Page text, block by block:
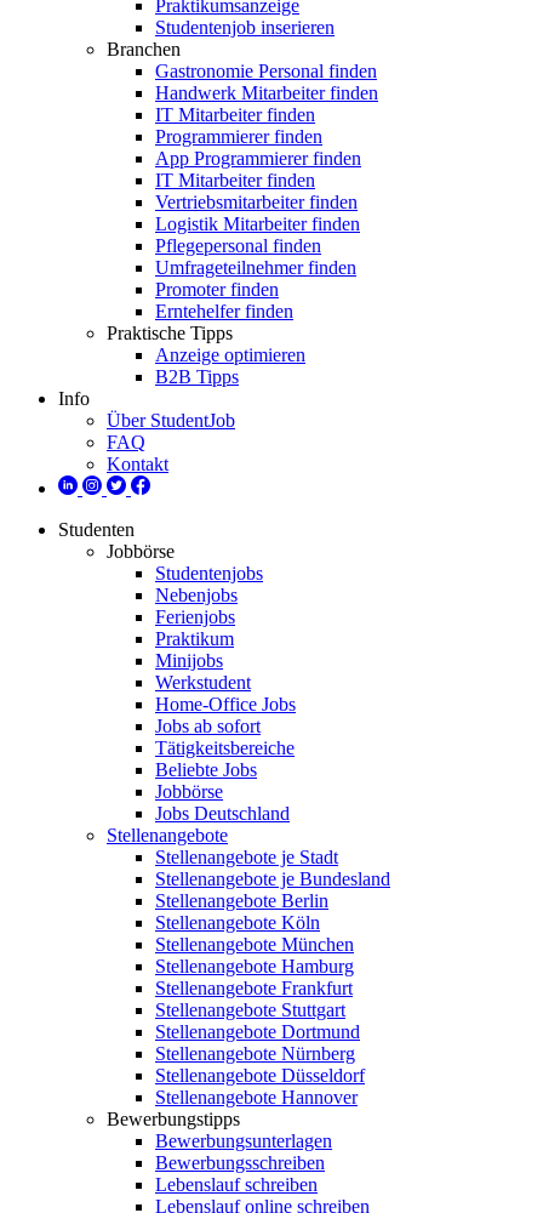
Praktikumsanzeige
Studentenjob inserieren
Branchen
Gastronomie Personal finden
Handwerk Mitarbeiter finden
IT Mitarbeiter finden
Programmierer finden
App Programmierer finden
IT Mitarbeiter finden
Vertriebsmitarbeiter finden
Logistik Mitarbeiter finden
Pflegepersonal finden
Umfrageteilnehmer finden
Promoter finden
Erntehelfer finden
Praktische Tipps
Anzeige optimieren
B2B Tipps
Info
Über StudentJob
FAQ
Kontakt
Studenten
Jobbörse
Studentenjobs
Nebenjobs
Ferienjobs
Praktikum
Minijobs
Werkstudent
Home-Office Jobs
Jobs ab sofort
Tätigkeitsbereiche
Beliebte Jobs
Jobbörse
Jobs Deutschland
Stellenangebote
Stellenangebote je Stadt
Stellenangebote je Bundesland
Stellenangebote Berlin
Stellenangebote Köln
Stellenangebote München
Stellenangebote Hamburg
Stellenangebote Frankfurt
Stellenangebote Stuttgart
Stellenangebote Dortmund
Stellenangebote Nürnberg
Stellenangebote Düsseldorf
Stellenangebote Hannover
Bewerbungstipps
Bewerbungsunterlagen
Bewerbungsschreiben
Lebenslauf schreiben
Lebenslauf online schreiben